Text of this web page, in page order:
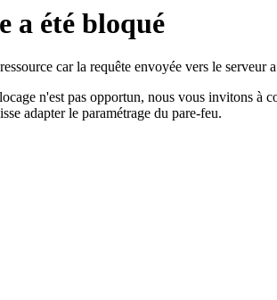
a été bloqué
car la requête envoyée vers le serveur
n'est pas opportun, nous vous invitons à
adapter le paramétrage du pare-feu.